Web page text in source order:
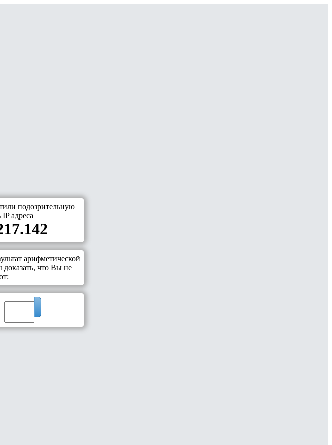
подозрительную
IP адреса
арифметической
что Вы не